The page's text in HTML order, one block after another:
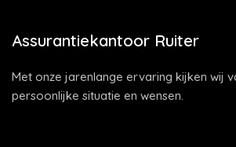
Assurantiekantoor Ruiter
Met onze jarenlange ervaring kijken wij
persoonlijke situatie en wensen.